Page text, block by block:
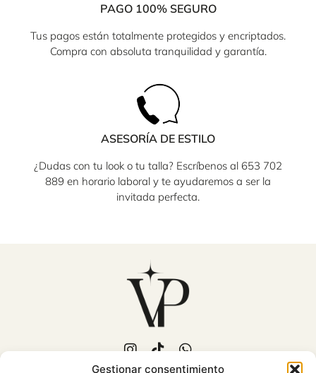
Gestionar consentimiento
PAGO 100% SEGURO
Tus pagos están totalmente protegidos y encriptados.
Compra con absoluta tranquilidad y garantía.
ASESORÍA DE ESTILO
¿Dudas con tu look o tu talla? Escríbenos al 653 702
889 en horario laboral y te ayudaremos a ser la
invitada perfecta.